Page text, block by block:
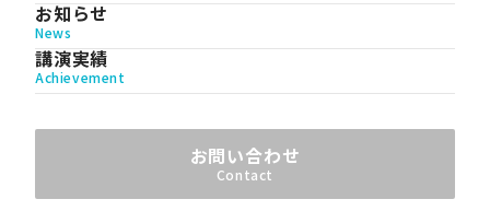
お知らせ
News
講演実績
Achievement
お問い合わせ
Contact